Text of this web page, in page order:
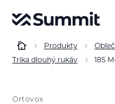
Produkty
Trika dlouhý rukáv
185
Ortovox